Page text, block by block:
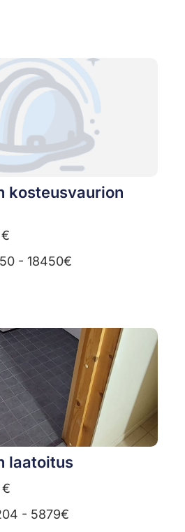
kosteusvaurion
- 18450€
laatoitus
- 5879€